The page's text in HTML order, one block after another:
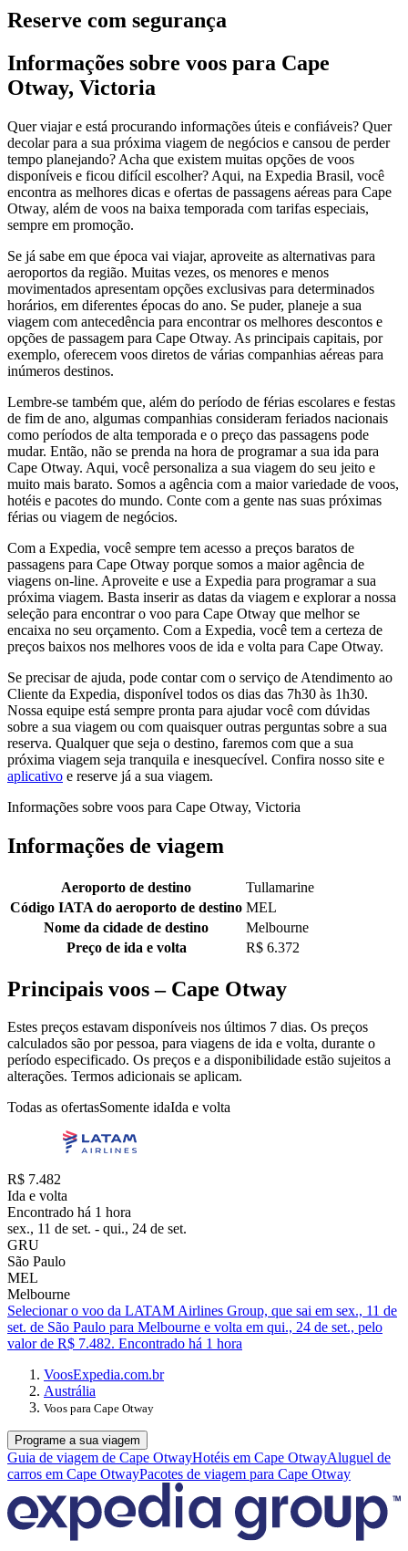
Reserve com segurança
Informações sobre voos para Cape
Otway, Victoria
Quer viajar e está procurando informações úteis e confiáveis? Quer
decolar para a sua próxima viagem de negócios e cansou de perder
tempo planejando? Acha que existem muitas opções de voos
disponíveis e ficou difícil escolher? Aqui, na Expedia Brasil, você
encontra as melhores dicas e ofertas de passagens aéreas para Cape
Otway, além de voos na baixa temporada com tarifas especiais,
sempre em promoção.
Se já sabe em que época vai viajar, aproveite as alternativas para
aeroportos da região. Muitas vezes, os menores e menos
movimentados apresentam opções exclusivas para determinados
horários, em diferentes épocas do ano. Se puder, planeje a sua
viagem com antecedência para encontrar os melhores descontos e
opções de passagem para Cape Otway. As principais capitais, por
exemplo, oferecem voos diretos de várias companhias aéreas para
inúmeros destinos.
Lembre-se também que, além do período de férias escolares e festas
de fim de ano, algumas companhias consideram feriados nacionais
como períodos de alta temporada e o preço das passagens pode
mudar. Então, não se prenda na hora de programar a sua ida para
Cape Otway. Aqui, você personaliza a sua viagem do seu jeito e
muito mais barato. Somos a agência com a maior variedade de voos,
hotéis e pacotes do mundo. Conte com a gente nas suas próximas
férias ou viagem de negócios.
Com a Expedia, você sempre tem acesso a preços baratos de
passagens para Cape Otway porque somos a maior agência de
viagens on-line. Aproveite e use a Expedia para programar a sua
próxima viagem. Basta inserir as datas da viagem e explorar a nossa
seleção para encontrar o voo para Cape Otway que melhor se
encaixa no seu orçamento. Com a Expedia, você tem a certeza de
preços baixos nos melhores voos de ida e volta para Cape Otway.
Se precisar de ajuda, pode contar com o serviço de Atendimento ao
Cliente da Expedia, disponível todos os dias das 7h30 às 1h30.
Nossa equipe está sempre pronta para ajudar você com dúvidas
sobre a sua viagem ou com quaisquer outras perguntas sobre a sua
reserva. Qualquer que seja o destino, faremos com que a sua
próxima viagem seja tranquila e inesquecível. Confira nosso site e
aplicativo e reserve já a sua viagem.
Informações sobre voos para Cape Otway, Victoria
Informações de viagem
Aeroporto de destino
Tullamarine
Código IATA do aeroporto de destino MEL
Nome da cidade de destino
Melbourne
Preço de ida e volta
R$ 6.372
Principais voos – Cape Otway
Estes preços estavam disponíveis nos últimos 7 dias. Os preços
calculados são por pessoa, para viagens de ida e volta, durante o
período especificado. Os preços e a disponibilidade estão sujeitos a
alterações. Termos adicionais se aplicam.
Todas as ofertasSomente idaIda e volta
R$ 7.482
Ida e volta
Encontrado há 1 hora
sex., 11 de set. - qui., 24 de set.
GRU
São Paulo
MEL
Melbourne
Selecionar o voo da LATAM Airlines Group, que sai em sex., 11 de
set. de São Paulo para Melbourne e volta em qui., 24 de set., pelo
valor de R$ 7.482. Encontrado há 1 hora
VoosExpedia.com.br
Austrália
Voos para Cape Otway
Programe a sua viagem
Guia de viagem de Cape OtwayHotéis em Cape OtwayAluguel de
carros em Cape OtwayPacotes de viagem para Cape Otway